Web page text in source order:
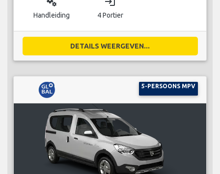
Handleiding 4 Portier
DETAILS WEERGEVEN...
5-PERSOONS MPV